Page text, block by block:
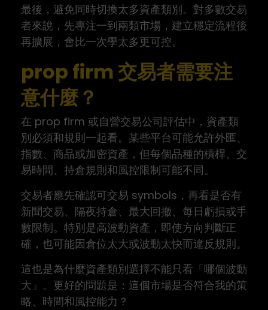
最後，避免同時切換太多資產類別。對多數交易
者來說，先專注一到兩類市場，建立穩定流程後
再擴展，會比一次學太多更可控。
prop firm 交易者需要注
意什麼？
在 prop firm 或自營交易公司評估中，資產類
別必須和規則一起看。某些平台可能允許外匯、
指數、商品或加密資產，但每個品種的槓桿、交
易時間、持倉規則和風控限制可能不同。
交易者應先確認可交易 symbols，再看是否有
新聞交易、隔夜持倉、最大回撤、每日虧損或手
數限制。特別是高波動資產，即使方向判斷正
確，也可能因倉位太大或波動太快而違反規則。
這也是為什麼資產類別選擇不能只看「哪個波動
大」。更好的問題是：這個市場是否符合我的策
略、時間和風控能力？